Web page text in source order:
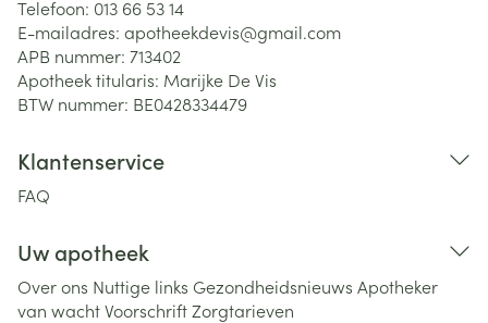
Telefoon: 013 66 53 14
E-mailadres: apotheekdevis@gmail.com
APB nummer: 713402
Apotheek titularis: Marijke De Vis
BTW nummer: BE0428334479
Klantenservice
FAQ
Uw apotheek
Over ons Nuttige links Gezondheidsnieuws Apotheker
van wachtVoorschriftZorgtarieven